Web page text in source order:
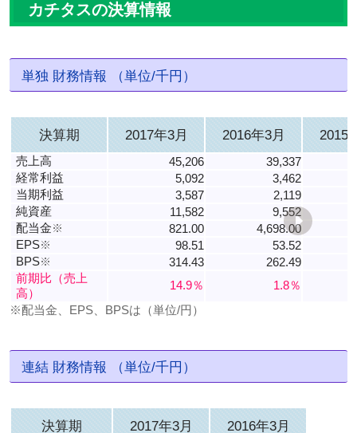
カチタスの決算情報
単独 財務情報 （単位/千円）
決算期 2017年3月 2016年3月 2015
売上高 45,206
39,337
経常利益
5,092
3,462
当期利益
3,587
2,119
純資産
11,582
9,552
配当金※ 821.00
4,698.00
EPS※ 98.51
53.52
BPS※ 314.43 262.49
前期比（売上
高）
14.9％
1.8％
※配当金、EPS、BPSは（単位/円）
連結 財務情報 （単位/千円）
決算期 2017年3月 2016年3月